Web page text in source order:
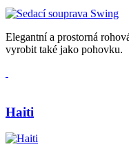
Elegantní a prostorná
vyrobit také jako pohovku.
Haiti